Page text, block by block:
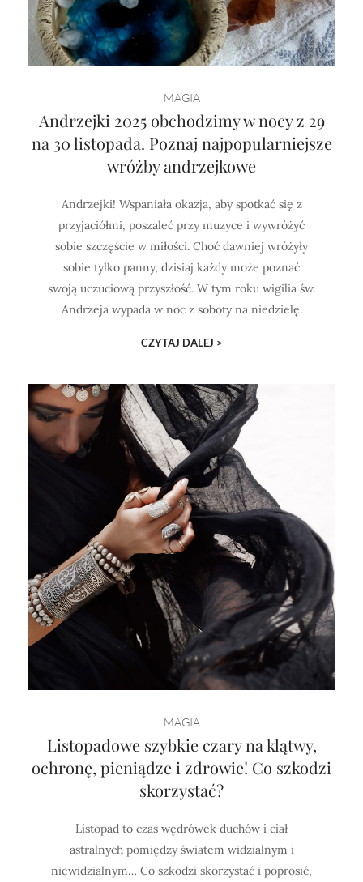
MAGIA
Andrzejki 2025 obchodzimy w nocy z 29
na 30 listopada. Poznaj najpopularniejsze
wróżby andrzejkowe
Andrzejki! Wspaniała okazja, aby spotkać się z
przyjaciółmi, poszaleć przy muzyce i wywróżyć
sobie szczęście w miłości. Choć dawniej wróżyły
sobie tylko panny, dzisiaj każdy może poznać
swoją uczuciową przyszłość. W tym roku wigilia św.
Andrzeja wypada w noc z soboty na niedzielę.
CZYTAJ DALEJ >
MAGIA
Listopadowe szybkie czary na klątwy,
ochronę, pieniądze i zdrowie! Co szkodzi
skorzystać?
Listopad to czas wędrówek duchów i ciał
astralnych pomiędzy światem widzialnym i
niewidzialnym… Co szkodzi skorzystać i poprosić,